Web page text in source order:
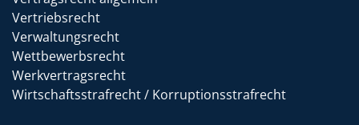
Vertriebsrecht
Verwaltungsrecht
Wettbewerbsrecht
Werkvertragsrecht
Wirtschaftsstrafrecht / Korruptionsstrafrecht